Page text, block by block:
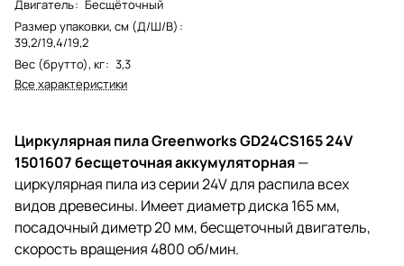
Двигатель: Бесщёточный
Размер упаковки, см (Д/Ш/В) :
39,2/19,4/19,2
Вес (брутто), кг: 3,3
Все характеристики
Циркулярная пила Greenworks GD24CS165 24V
1501607 бесщеточная аккумуляторная—
циркулярная пила из серии 24V для распила всех
видов древесины. Имеет диаметр диска 165 мм,
посадочный диметр 20 мм, бесщеточный двигатель,
скорость вращения 4800 об/мин.